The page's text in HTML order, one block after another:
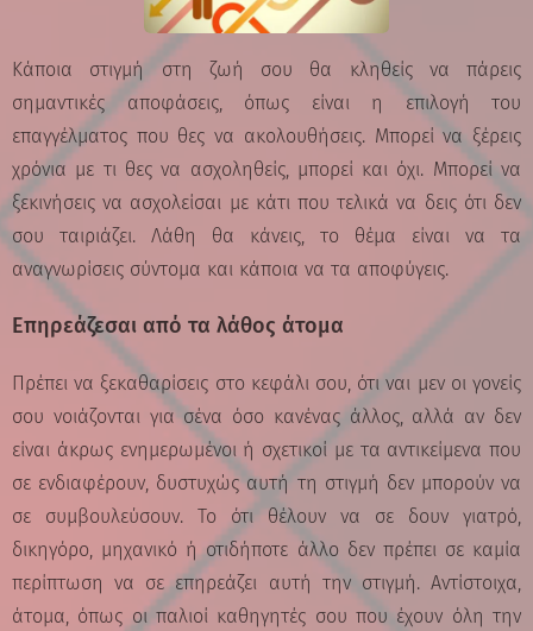
Κάποια στιγμή στη ζωή σου θα κληθείς να πάρεις
σημαντικές αποφάσεις, όπως είναι η επιλογή του
επαγγέλματος που θες να ακολουθήσεις. Μπορεί να ξέρεις
χρόνια με τι θες να ασχοληθείς, μπορεί και όχι. Μπορεί να
ξεκινήσεις να ασχολείσαι με κάτι που τελικά να δεις ότι δεν
σου ταιριάζει. Λάθη θα κάνεις, το θέμα είναι να τα
αναγνωρίσεις σύντομα και κάποια να τα αποφύγεις.
Επηρεάζεσαι από τα λάθος άτομα
Πρέπει να ξεκαθαρίσεις στο κεφάλι σου, ότι ναι μεν οι γονείς
σου νοιάζονται για σένα όσο κανένας άλλος, αλλά αν δεν
είναι άκρως ενημερωμένοι ή σχετικοί με τα αντικείμενα που
σε ενδιαφέρουν, δυστυχώς αυτή τη στιγμή δεν μπορούν να
σε συμβουλεύσουν. Το ότι θέλουν να σε δουν γιατρό,
δικηγόρο, μηχανικό ή οτιδήποτε άλλο δεν πρέπει σε καμία
περίπτωση να σε επηρεάζει αυτή την στιγμή. Αντίστοιχα,
άτομα, όπως οι παλιοί καθηγητές σου που έχουν όλη την